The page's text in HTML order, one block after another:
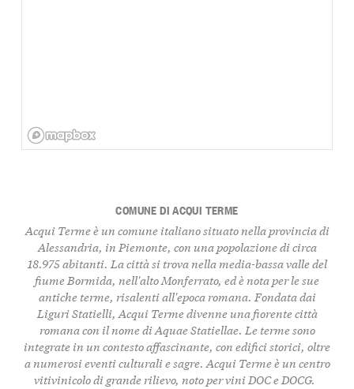
COMUNE DI ACQUI TERME
Acqui Terme è un comune italiano situato nella provincia di
Alessandria, in Piemonte, con una popolazione di circa
18.975 abitanti. La città si trova nella media-bassa valle del
fiume Bormida, nell'alto Monferrato, ed è nota per le sue
antiche terme, risalenti all'epoca romana. Fondata dai
Liguri Statielli, Acqui Terme divenne una fiorente città
romana con il nome di Aquae Statiellae. Le terme sono
integrate in un contesto affascinante, con edifici storici, oltre
a numerosi eventi culturali e sagre. Acqui Terme è un centro
vitivinicolo di grande rilievo, noto per vini DOC e DOCG.